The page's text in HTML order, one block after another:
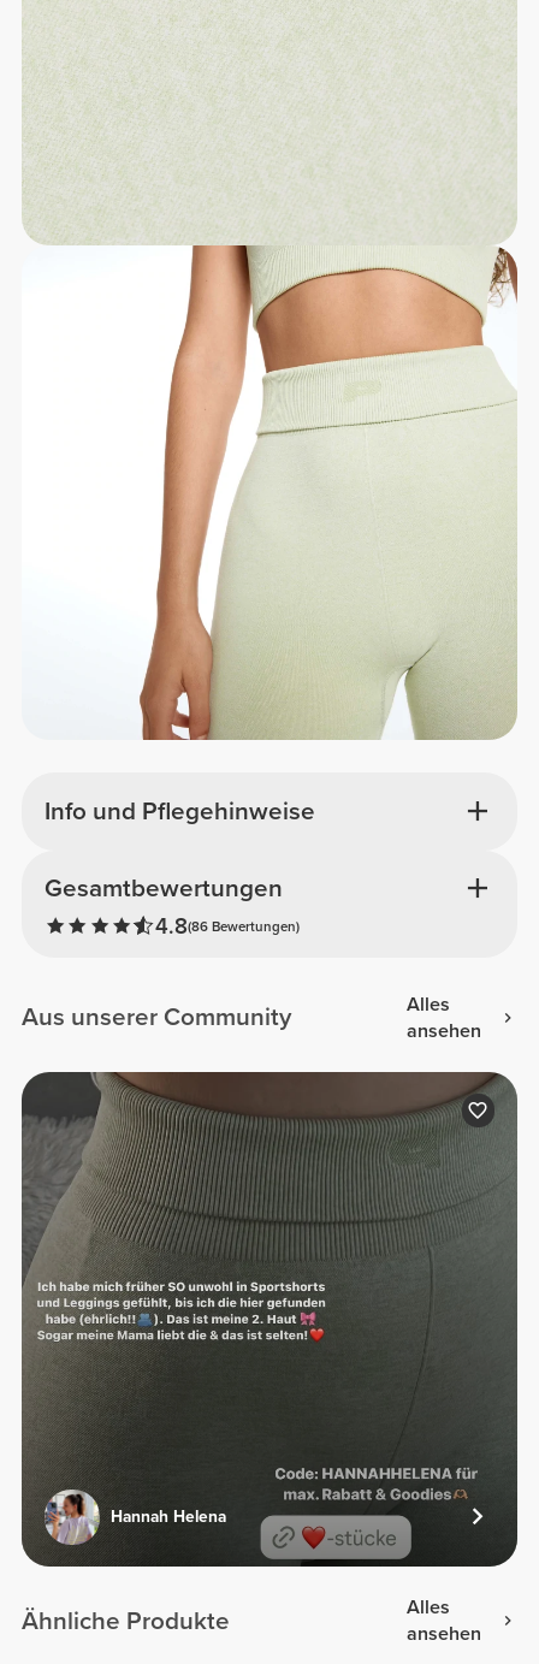
Info und Pflegehinweise
Gesamtbewertungen
4.8(86 Bewertungen)
Aus unserer Community
Alles
ansehen
Hannah Helena
Ähnliche Produkte
Alles
ansehen